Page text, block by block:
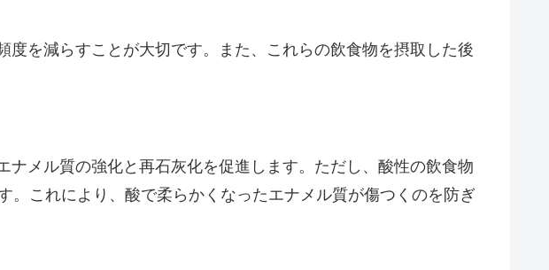
を減らすことが大切です。また、これらの飲食物を摂取した後
メル質の強化と再石灰化を促進します。ただし、酸性の飲食物
これにより、酸で柔らかくなったエナメル質が傷つくのを防ぎ